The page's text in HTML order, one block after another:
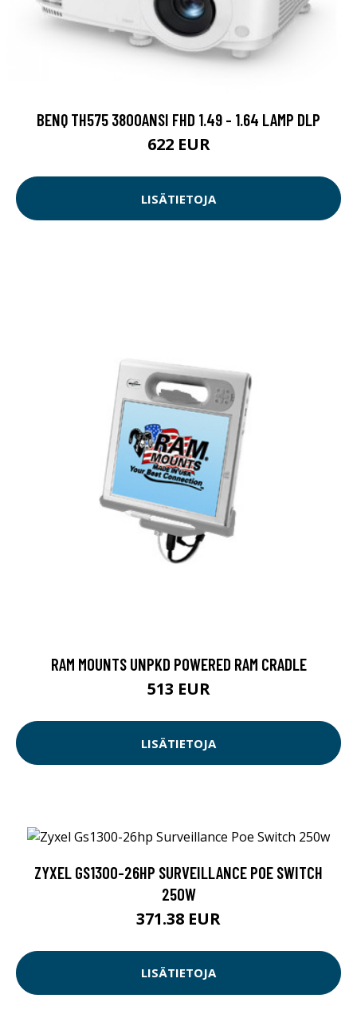
BENQ TH575 3800ANSI FHD 1.49 - 1.64 LAMP DLP
622 EUR
LISÄTIETOJA
RAM MOUNTS UNPKD POWERED RAM CRADLE
513 EUR
LISÄTIETOJA
ZYXEL GS1300-26HP SURVEILLANCE POE SWITCH
250W
371.38 EUR
LISÄTIETOJA